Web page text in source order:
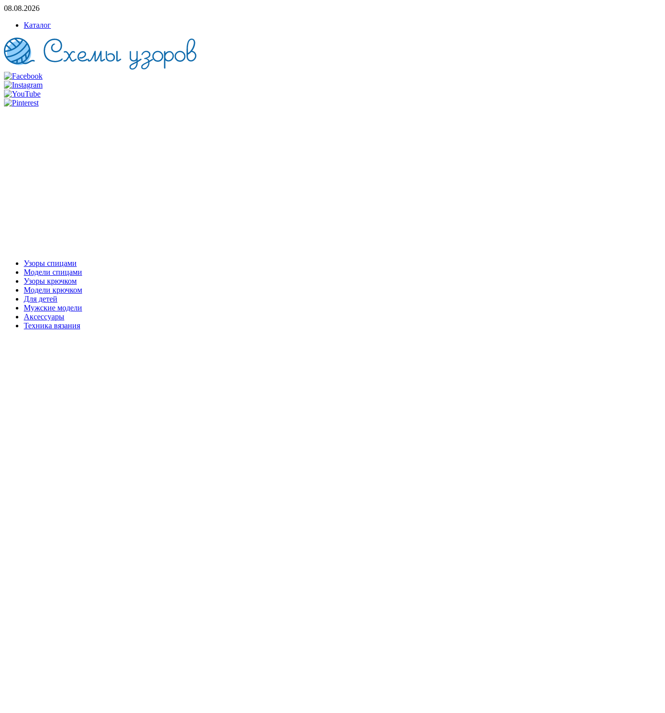
08.08.2026
Каталог
Узоры спицами
Модели спицами
Узоры крючком
Модели крючком
Для детей
Мужские модели
Аксессуары
Техника вязания